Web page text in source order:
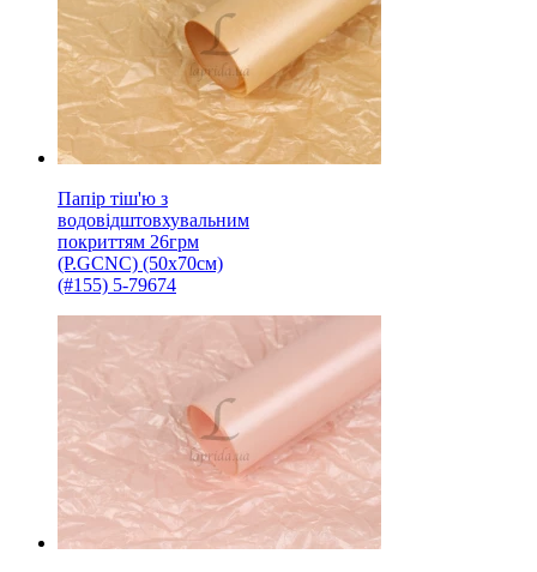
Папір тіш'ю з
водовідштовхувальним
покриттям 26грм
(P.GCNC) (50x70см)
(#155) 5-79674